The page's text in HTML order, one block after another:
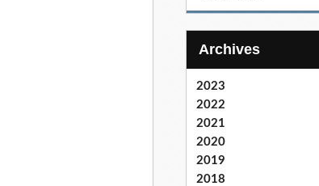
Archives
2023
2022
2021
2020
2019
2018